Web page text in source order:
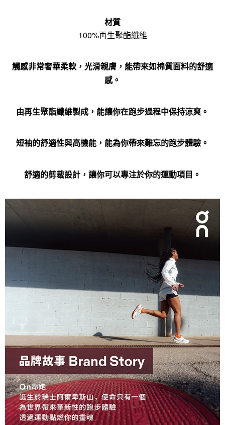
材質
100%再生聚酯纖維
觸感非常奢華柔軟，光滑親膚，能帶來如棉質面料的舒適
感。
由再生聚酯纖維製成，能讓你在跑步過程中保持涼爽。
短袖的舒適性與高機能，能為你帶來難忘的跑步體驗。
舒適的剪裁設計，讓你可以專注於你的運動項目。